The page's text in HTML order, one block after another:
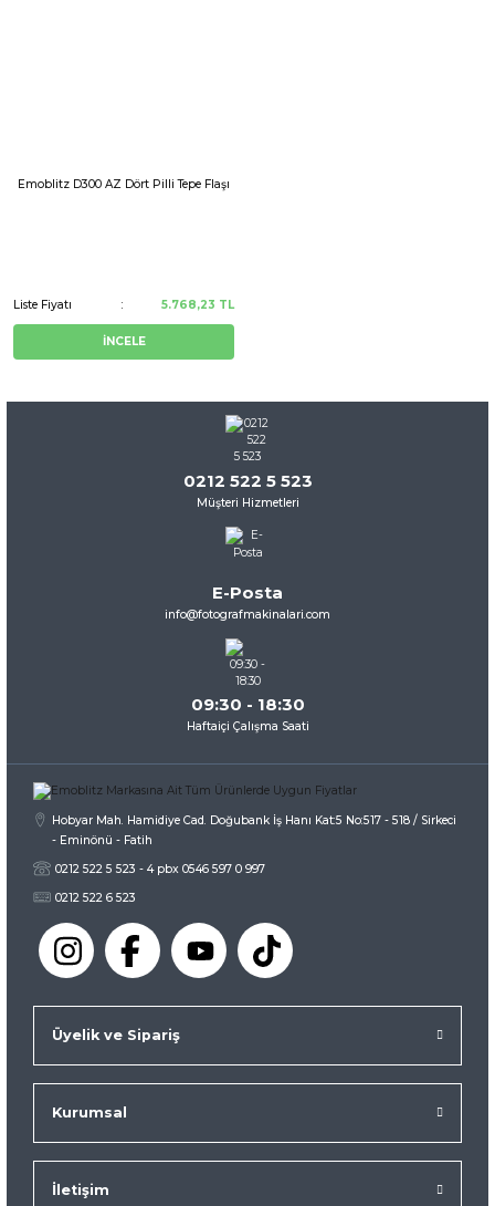
Emoblitz D300 AZ Dört Pilli Tepe Flaşı
Liste Fiyatı 5.768,23 TL
İNCELE
0212 522 5 523
Müşteri Hizmetleri
E-Posta
info@fotografmakinalari.com
09:30 - 18:30
Haftaiçi Çalışma Saati
Hobyar Mah. Hamidiye Cad. Doğubank İş Hanı Kat:5 No:517 - 518 / Sirkeci
- Eminönü - Fatih
0212 522 5 523 - 4 pbx 0546 597 0 997
0212 522 6 523
Üyelik ve Sipariş
Kurumsal
İletişim